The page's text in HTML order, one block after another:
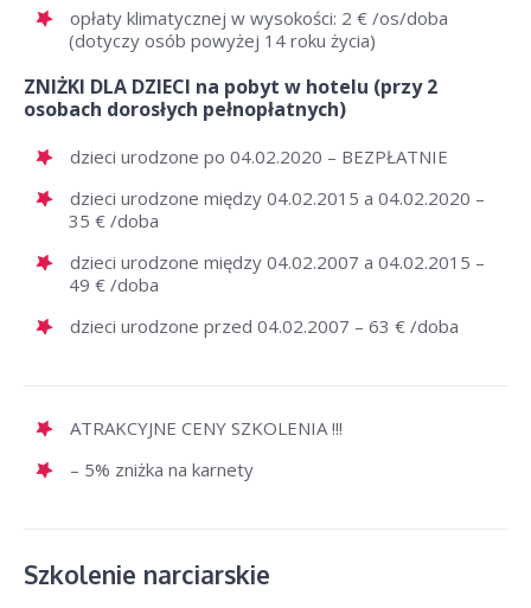
opłaty klimatycznej w wysokości: 2 € /os/doba
(dotyczy osób powyżej 14 roku życia)
ZNIŻKI DLA DZIECI na pobyt w hotelu (przy 2
osobach dorosłych pełnopłatnych)
dzieci urodzone po 04.02.2020 – BEZPŁATNIE
dzieci urodzone między 04.02.2015 a 04.02.2020 –
35 € /doba
dzieci urodzone między 04.02.2007 a 04.02.2015 –
49 € /doba
dzieci urodzone przed 04.02.2007 – 63 € /doba
ATRAKCYJNE CENY SZKOLENIA !!!
– 5% zniżka na karnety
Szkolenie narciarskie